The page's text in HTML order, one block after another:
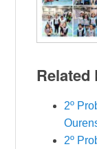
Related
2º
2º